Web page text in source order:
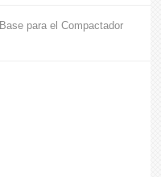
Base para el Compactador